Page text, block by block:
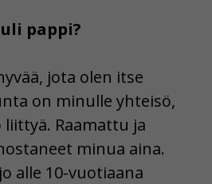
pappi?
jota olen itse
on minulle yhteisö,
Raamattu ja
minua aina.
alle 10-vuotiaana